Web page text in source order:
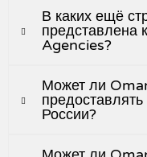
В каких ещё
представлена
Agencies?
Может ли
России?